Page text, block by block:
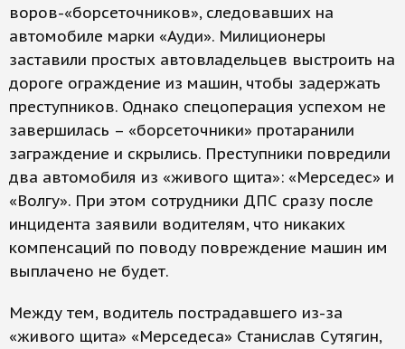
воров-«борсеточников», следовавших на
автомобиле марки «Ауди». Милиционеры
заставили простых автовладельцев выстроить на
дороге ограждение из машин, чтобы задержать
преступников. Однако спецоперация успехом не
завершилась – «борсеточники» протаранили
заграждение и скрылись. Преступники повредили
два автомобиля из «живого щита»: «Мерседес» и
«Волгу». При этом сотрудники ДПС сразу после
инцидента заявили водителям, что никаких
компенсаций по поводу повреждение машин им
выплачено не будет.
Между тем, водитель пострадавшего из-за
«живого щита» «Мерседеса» Станислав Сутягин,